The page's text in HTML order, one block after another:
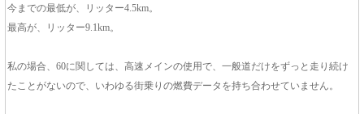
今までの最低が、リッター4.5km。
最高が、リッター9.1km。
私の場合、60に関しては、高速メインの使用で、一般道だけをずっと走り続け
たことがないので、いわゆる街乗りの燃費データを持ち合わせていません。